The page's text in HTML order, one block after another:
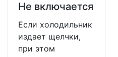
Не включается
Если холодильник
издает щелчки,
при этом